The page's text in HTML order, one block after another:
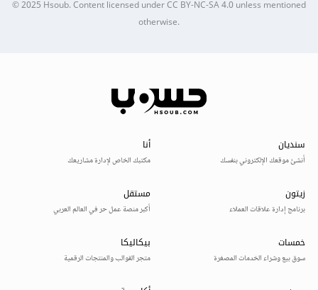
© 2025Hsoub.Content licensed underCC BY-NC-SA 4.0unless mentioned
otherwise.